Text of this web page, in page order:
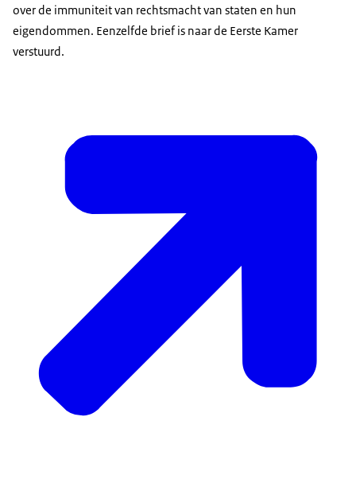
over de immuniteit van rechtsmacht van staten en hun
eigendommen. Eenzelfde brief is naar de Eerste Kamer
verstuurd.